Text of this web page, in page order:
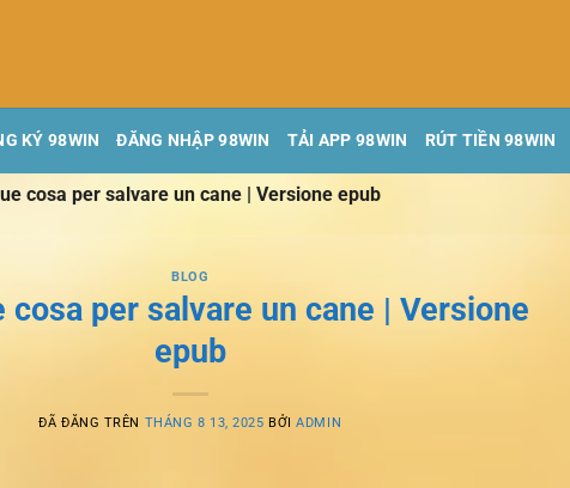
KÝ 98WIN ĐĂNG NHẬP 98WIN TẢI APP 98WIN RÚT TIỀN 98WIN
cosa per salvare un cane | Versione epub
BLOG
cosa per salvare un cane | Versione
epub
ĐÃ ĐĂNG TRÊN THÁNG 8 13, 2025 BỞIADMIN